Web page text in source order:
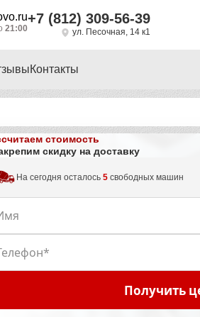
21:00
+7 (812) 309-56-39
ул. Песочная, 14 к1
Контакты
стоимость
скидку на доставку
На сегодня осталось5 свободных машин
Получить